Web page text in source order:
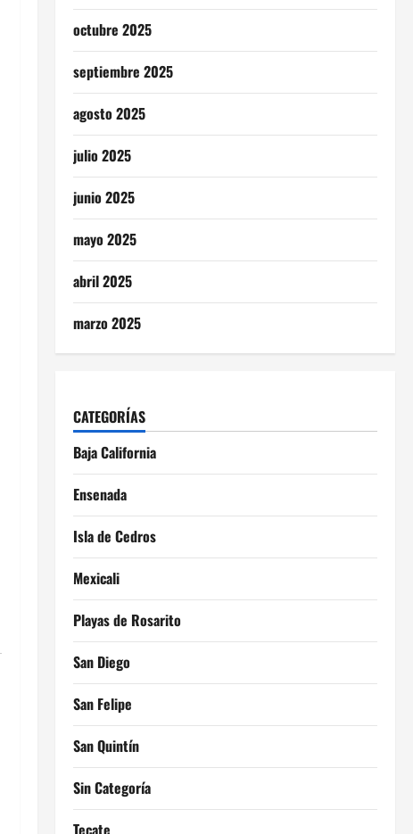
octubre 2025
septiembre 2025
agosto 2025
julio 2025
junio 2025
mayo 2025
abril 2025
marzo 2025
CATEGORÍAS
Baja California
Ensenada
Isla de Cedros
Mexicali
Playas de Rosarito
San Diego
San Felipe
San Quintín
Sin Categoría
Tecate